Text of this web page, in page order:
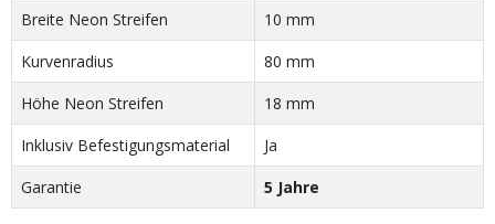
Breite Neon Streifen
10 mm
Kurvenradius
80 mm
Höhe Neon Streifen
18 mm
Inklusiv Befestigungsmaterial
Ja
Garantie
5 Jahre